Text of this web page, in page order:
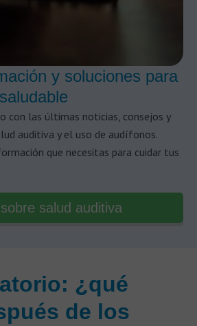
y soluciones para
con las últimas noticias, consejos y
auditiva y el uso de audífonos.
que necesitas para cuidar tus
salud auditiva
¿qué
de los